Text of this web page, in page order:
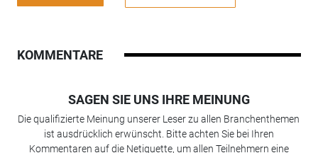
KOMMENTARE
SAGEN SIE UNS IHRE MEINUNG
Die qualifizierte Meinung unserer Leser zu allen Branchenthemen
ist ausdrücklich erwünscht. Bitte achten Sie bei Ihren
Kommentaren auf die Netiquette, um allen Teilnehmern eine